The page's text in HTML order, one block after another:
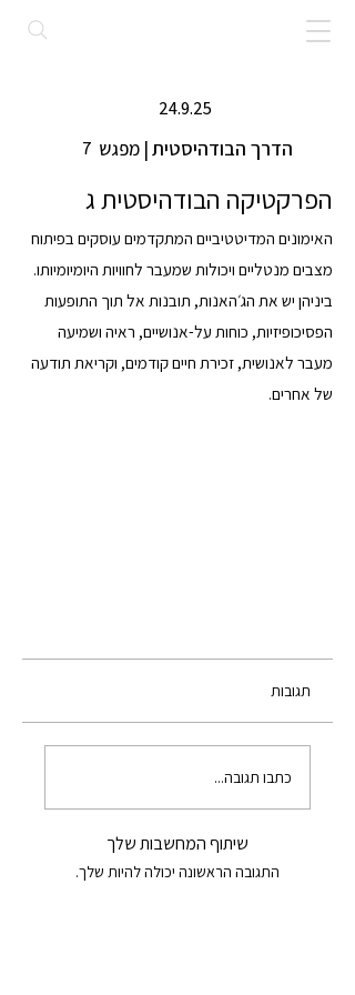
24.9.25
7
הדרך הבודהיסטית| מפגש
הפרקטיקה הבודהיסטית ג
האימונים המדיטטיביים המתקדמים עוסקים בפיתוח
מצבים מנטליים ויכולות שמעבר לחוויות היומיומיותו.
ביניהן יש את הג׳האנות, תובנות אל תוך התופעות
הפסיכופיזיות, כוחות על-אנושיים, ראיה ושמיעה
מעבר לאנושית, זכירת חיים קודמים, וקריאת תודעה
של אחרים.
תגובות
כתבו תגובה...
שיתוף המחשבות שלך
התגובה הראשונה יכולה להיות שלך.